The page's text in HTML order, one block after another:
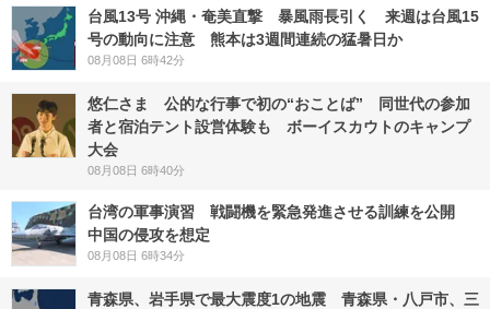
台風13号 沖縄・奄美直撃 暴風雨長引く 来週は台風15
号の動向に注意 熊本は3週間連続の猛暑日か
08月08日 6時42分
悠仁さま 公的な行事で初の“おことば” 同世代の参加
者と宿泊テント設営体験も ボーイスカウトのキャンプ
大会
08月08日 6時40分
台湾の軍事演習 戦闘機を緊急発進させる訓練を公開
中国の侵攻を想定
08月08日 6時34分
青森県、岩手県で最大震度1の地震 青森県・八戸市、三